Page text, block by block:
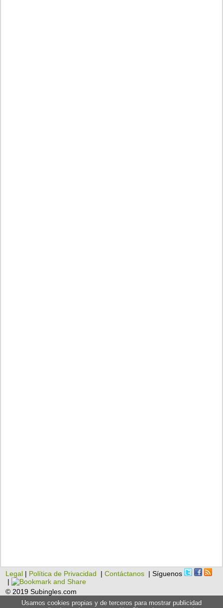
Legal | Política de Privacidad |Contáctanos | Síguenos
|
© 2019 Subingles.com
Usamos cookies propias y de terceros para mostrar publicidad